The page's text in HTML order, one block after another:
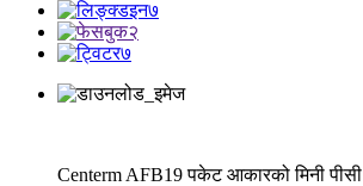
Centerm AFB19 पकेट आकारको मिनी पीसी